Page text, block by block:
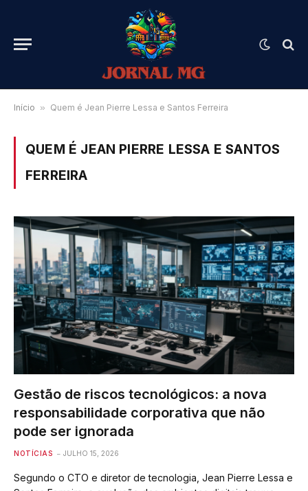
Início » Quem é Jean Pierre Lessa e Santos Ferreira
QUEM É JEAN PIERRE LESSA E SANTOS
FERREIRA
Gestão de riscos tecnológicos: a nova
responsabilidade corporativa que não
pode ser ignorada
NOTÍCIAS JULHO 15, 2026
Segundo o CTO e diretor de tecnologia, Jean Pierre Lessa e